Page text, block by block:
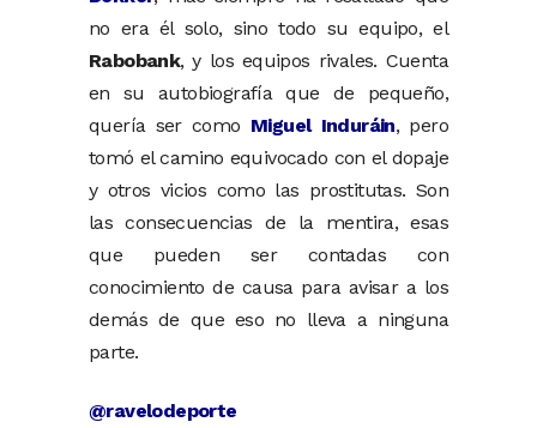
no era él solo, sino todo su equipo, el
Rabobank, y los equipos rivales. Cuenta
en su autobiografía que de pequeño,
quería ser como Miguel Induráin, pero
tomó el camino equivocado con el dopaje
y otros vicios como las prostitutas. Son
las consecuencias de la mentira, esas
que pueden ser contadas con
conocimiento de causa para avisar a los
demás de que eso no lleva a ninguna
parte.
@ravelodeporte